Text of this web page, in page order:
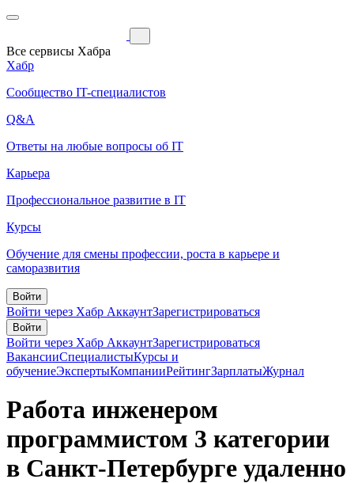
Все сервисы Хабра
Хабр
Сообщество IT-специалистов
Q&A
Ответы на любые вопросы об IT
Карьера
Профессиональное развитие в IT
Курсы
Обучение для смены профессии, роста в карьере и
саморазвития
Войти
Войти через Хабр АккаунтЗарегистрироваться
Войти
Войти через Хабр АккаунтЗарегистрироваться
ВакансииСпециалистыКурсы и
обучениеЭкспертыКомпанииРейтингЗарплатыЖурнал
Работа инженером
программистом 3 категории
в Санкт-Петербурге удаленно